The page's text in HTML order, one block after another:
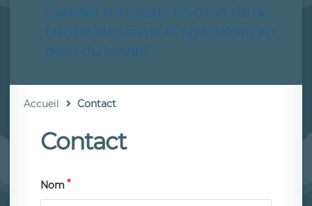
Cabinet d'avocats en droit de la
famille, des baux et spécialiste en
droit du travail
Accueil Contact
Contact
Nom